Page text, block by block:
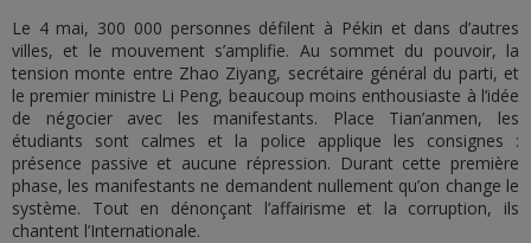
Le 4 mai, 300 000 personnes défilent à Pékin et dans d’autres
villes, et le mouvement s’amplifie. Au sommet du pouvoir, la
tension monte entre Zhao Ziyang, secrétaire général du parti, et
le premier ministre Li Peng, beaucoup moins enthousiaste à l’idée
de négocier avec les manifestants. Place Tian’anmen, les
étudiants sont calmes et la police applique les consignes :
présence passive et aucune répression. Durant cette première
phase, les manifestants ne demandent nullement qu’on change le
système. Tout en dénonçant l’affairisme et la corruption, ils
chantent l’Internationale.